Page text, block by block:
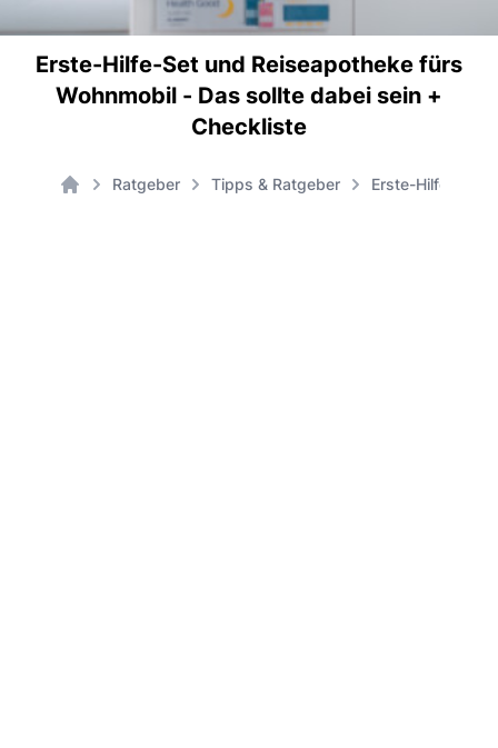
Erste-Hilfe-Set und Reiseapotheke fürs
Wohnmobil - Das sollte dabei sein +
Checkliste
Ratgeber Tipps & Ratgeber Erste-Hilfe-Set